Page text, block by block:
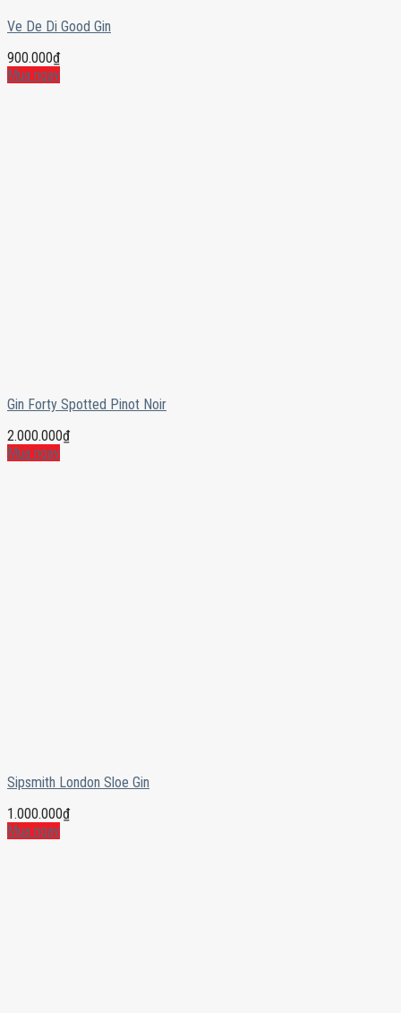
Ve De Di Good Gin
900.000₫
Mua ngay
Gin Forty Spotted Pinot Noir
2.000.000₫
Mua ngay
Sipsmith London Sloe Gin
1.000.000₫
Mua ngay